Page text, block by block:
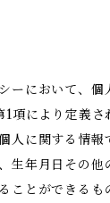
ーにおいて、個
項により定義さ
人に関する情報
生年月日その他
ことができるも